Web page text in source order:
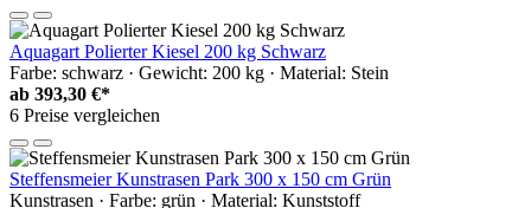
Aquagart Polierter Kiesel 200 kg Schwarz
Farbe: schwarz · Gewicht: 200 kg · Material: Stein
ab 393,30 €*
6 Preise vergleichen
Steffensmeier Kunstrasen Park 300 x 150 cm Grün
Kunstrasen · Farbe: grün · Material: Kunststoff